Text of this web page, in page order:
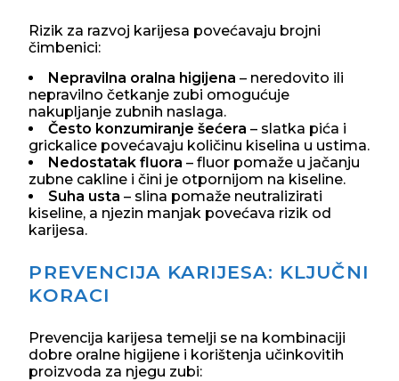
Rizik za razvoj karijesa povećavaju brojni
čimbenici:
Nepravilna oralna higijena – neredovito ili
nepravilno četkanje zubi omogućuje
nakupljanje zubnih naslaga.
Često konzumiranje šećera – slatka pića i
grickalice povećavaju količinu kiselina u ustima.
Nedostatak fluora – fluor pomaže u jačanju
zubne cakline i čini je otpornijom na kiseline.
Suha usta – slina pomaže neutralizirati
kiseline, a njezin manjak povećava rizik od
karijesa.
PREVENCIJA KARIJESA: KLJUČNI
KORACI
Prevencija karijesa temelji se na kombinaciji
dobre oralne higijene i korištenja učinkovitih
proizvoda za njegu zubi: